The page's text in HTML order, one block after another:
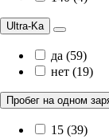
Ultra-Ka
да (59)
нет (19)
Пробег на одном
15 (39)